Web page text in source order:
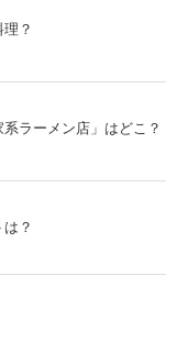
？
ラーメン店」はどこ？
？